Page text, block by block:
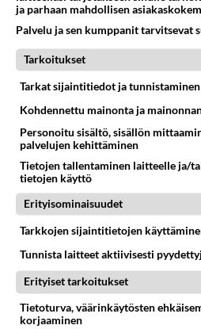
Äänestä
ZJJ
Vaihdossa ei todennäköisesti
vaikka voisi olla
käynyt harvoin ja ehkä edes
toimintalämpöön, jolloin
tavanomaista huonompi.
Lue lisää
Tässä ketjun aloittaja.
Sinä anonyymi, 21.08.
joka hoksasi asian jota
Äänestä
Anonyymi
2023-08-22 21:50:51
ja parhaan mahdollisen
Palvelu ja sen kumppanit tarvitsevat
Tarkoitukset
Tarkat sijaintitiedot ja
Kohdennettu mainonta ja
Personoitu sisältö, sisällön
palvelujen kehittäminen
Tietojen tallentaminen laitteelle ja/
tietojen käyttö
Erityisominaisuudet
Tarkkojen sijaintitietojen
Tunnista laitteet aktiivisesti
Erityiset tarkoitukset
Tietoturva, väärinkäytösten
korjaaminen